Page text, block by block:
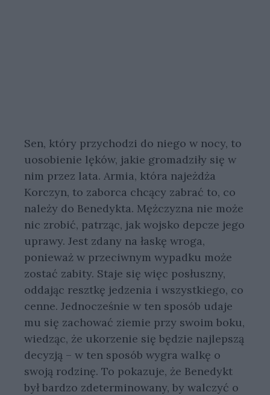
Sen, który przychodzi do niego w nocy, to
uosobienie lęków, jakie gromadziły się w
nim przez lata. Armia, która najeżdża
Korczyn, to zaborca chcący zabrać to, co
należy do Benedykta. Mężczyzna nie może
nic zrobić, patrząc, jak wojsko depcze jego
uprawy. Jest zdany na łaskę wroga,
ponieważ w przeciwnym wypadku może
zostać zabity. Staje się więc posłuszny,
oddając resztkę jedzenia i wszystkiego, co
cenne. Jednocześnie w ten sposób udaje
mu się zachować ziemie przy swoim boku,
wiedząc, że ukorzenie się będzie najlepszą
decyzją – w ten sposób wygra walkę o
swoją rodzinę. To pokazuje, że Benedykt
był bardzo zdeterminowany, by walczyć o